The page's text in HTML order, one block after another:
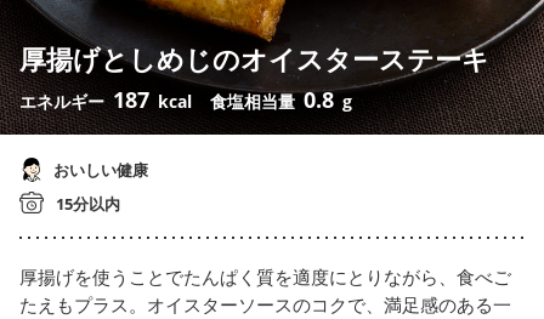
厚揚げとしめじのオイスターステーキ
エネルギー 187 kcal 食塩相当量 0.8 g
おいしい健康
15分以内
厚揚げを使うことでたんぱく質を適度にとりながら、食べご
たえもプラス。オイスターソースのコクで、満足感のある一